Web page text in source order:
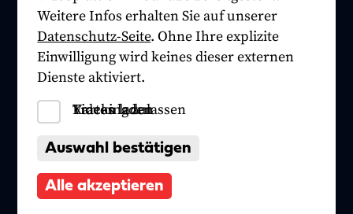
Weitere Infos erhalten Sie auf unserer
Datenschutz-Seite. Ohne Ihre explizite
Einwilligung wird keines dieser externen
Dienste aktiviert.
Tracking zulassen
Videos laden
Karten laden
Auswahl bestätigen
Alle akzeptieren